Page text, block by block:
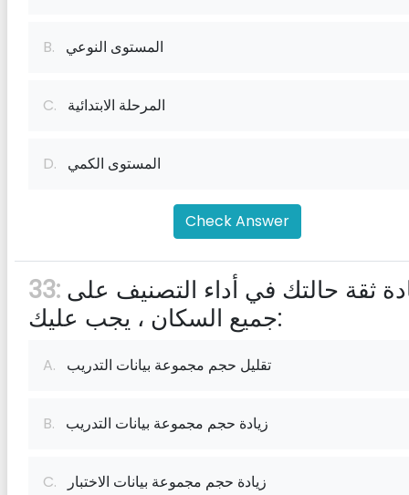
B. المستوى النوعي
C. المرحلة الابتدائية
D. المستوى الكمي
Check Answer
33:
جميع السكان ، يجب عليك:
A. تقليل حجم مجموعة بيانات التدريب
B. زيادة حجم مجموعة بيانات التدريب
C. زيادة حجم مجموعة بيانات الاختبار